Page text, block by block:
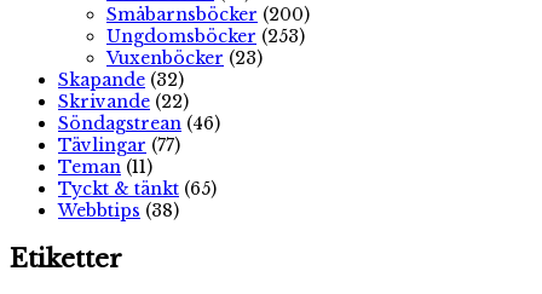
Småbarnsböcker (200)
Ungdomsböcker (253)
Vuxenböcker (23)
Skapande (32)
Skrivande (22)
Söndagstrean (46)
Tävlingar (77)
Teman (11)
Tyckt & tänkt (65)
Webbtips (38)
Etiketter